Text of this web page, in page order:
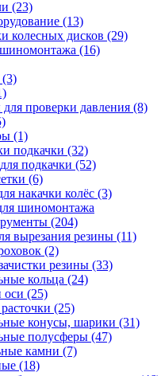
(23)
(13)
колесных дисков (29)
(16)
(3)
проверки давления (8)
(1)
подкачки (32)
подкачки (52)
(6)
накачки колёс (3)
шиномонтажа
(204)
вырезания резины (11)
(2)
резины (33)
кольца (24)
оси (25)
(25)
конусы, шарики (31)
полусферы (47)
камни (7)
(18)